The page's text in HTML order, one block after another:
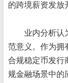
的跨境薪资发放
业内分析认
范意义。作为拥
合规稳定币发行
规金融场景中的